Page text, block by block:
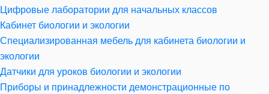
Цифровые лаборатории для начальных классов
Кабинет биологии и экологии
Специализированная мебель для кабинета биологии и
экологии
Датчики для уроков биологии и экологии
Приборы и принадлежности демонстрационные по